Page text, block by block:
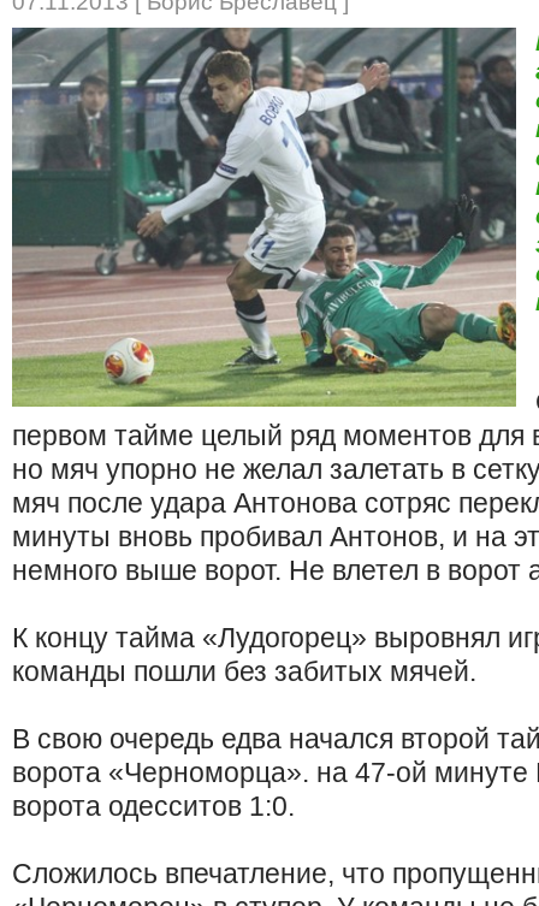
первом тайме целый ряд моментов для
но мяч упорно не желал залетать в
мяч после удара Антонова сотряс
минуты вновь пробивал Антонов, и на
немного выше ворот. Не влетел в ворот
К концу тайма «Лудогорец» выровнял
команды пошли без забитых мячей.
В свою очередь едва начался второй
ворота «Черноморца». на 47-ой
ворота одесситов 1:0.
Сложилось впечатление, что